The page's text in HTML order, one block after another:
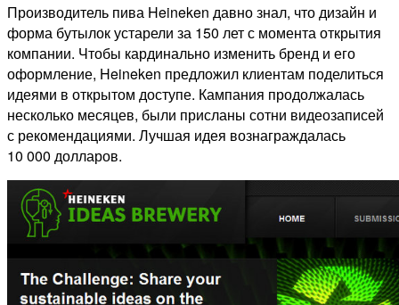
Производитель пива Heineken давно знал, что дизайн и
форма бутылок устарели за 150 лет с момента открытия
компании. Чтобы кардинально изменить бренд и его
оформление, Heineken предложил клиентам поделиться
идеями в открытом доступе. Кампания продолжалась
несколько месяцев, были присланы сотни видеозаписей
с рекомендациями. Лучшая идея вознаграждалась
10 000 долларов.